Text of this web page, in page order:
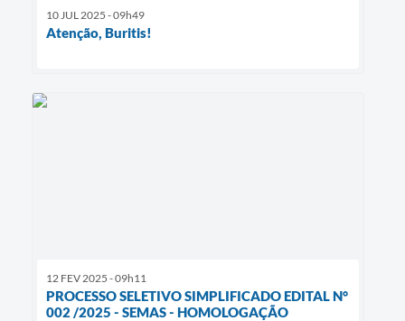
10 JUL 2025 - 09h49
Atenção, Buritis!
12 FEV 2025 - 09h11
PROCESSO SELETIVO SIMPLIFICADO EDITAL N°
002 /2025 - SEMAS - HOMOLOGAÇÃO